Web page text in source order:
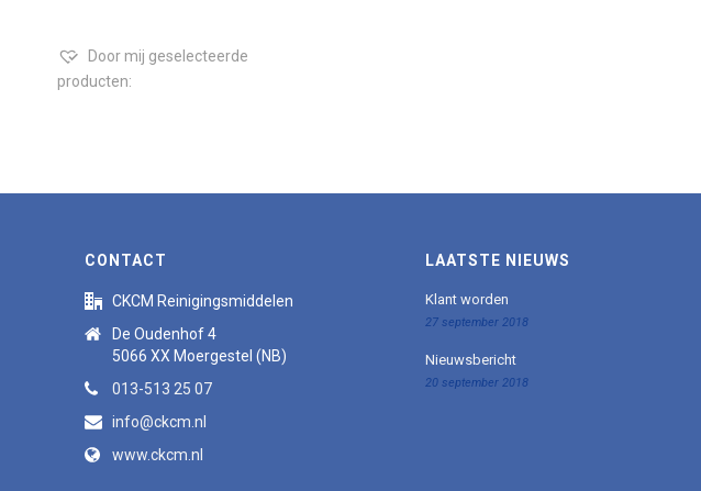
Door mij geselecteerde
producten:
CONTACT
CKCM Reinigingsmiddelen
De Oudenhof 4
5066 XX Moergestel (NB)
013-513 25 07
info@ckcm.nl
www.ckcm.nl
LAATSTE NIEUWS
Klant worden
27 september 2018
Nieuwsbericht
20 september 2018